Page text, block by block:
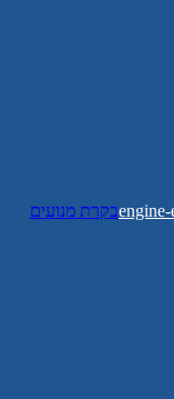
בקרת מנועים